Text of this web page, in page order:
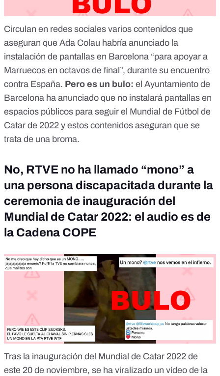
Circulan en redes sociales varios contenidos que
aseguran que Ada Colau habría anunciado la
instalación de pantallas en Barcelona “para apoyar a
Marruecos en octavos de final”, durante su encuentro
contra España. Pero es un bulo: el Ayuntamiento de
Barcelona ha anunciado que no instalará pantallas en
espacios públicos para seguir el Mundial de Fútbol de
Catar de 2022 y estos contenidos aseguran que se
trata de una broma.
No, RTVE no ha llamado “mono” a
una persona discapacitada durante la
ceremonia de inauguración del
Mundial de Catar 2022: el audio es de
la Cadena COPE
Tras la inauguración del Mundial de Catar 2022 de
este 20 de noviembre, se ha viralizado un vídeo de la